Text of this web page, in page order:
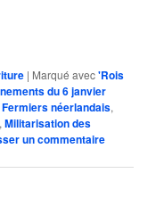
| Marqué avec'Rois
du 6 janvier
Fermiers néerlandais,
,Militarisation des
un commentaire